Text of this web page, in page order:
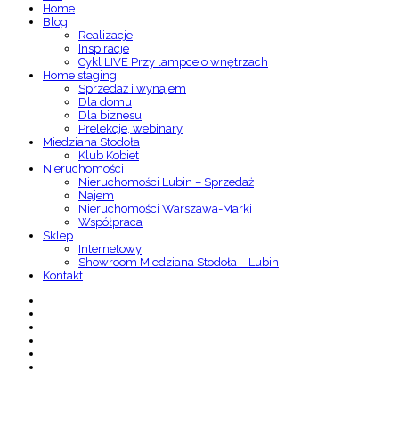
Home
Blog
Realizacje
Inspiracje
Cykl LIVE Przy lampce o wnętrzach
Home staging
Sprzedaż i wynajem
Dla domu
Dla biznesu
Prelekcje, webinary
Miedziana Stodoła
Klub Kobiet
Nieruchomości
Nieruchomości Lubin – Sprzedaż
Najem
Nieruchomości Warszawa-Marki
Współpraca
Sklep
Internetowy
Showroom Miedziana Stodoła – Lubin
Kontakt